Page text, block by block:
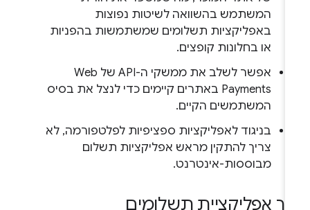
המשתמש בהשוואה לשיטות נפוצות
באפליקציות תשלומים שמשתמשות בהפניות
או בחלונות קופצים.
אפשר לשלב את ממשקי ה-API של Web
Payments באתרים קיימים כדי לנצל את בסיס
המשתמשים הקיים.
בניגוד לאפליקציות ספציפיות לפלטפורמה, לא
צריך להתקין מראש אפליקציות תשלום
מבוססות-אינטרנט.
אפליקציית תשלומים